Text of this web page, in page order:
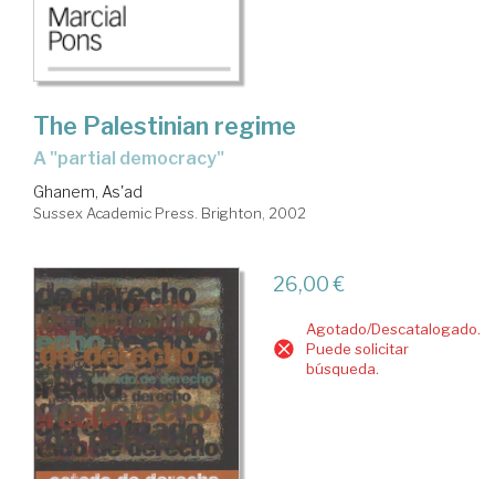
The Palestinian regime
a "partial democracy"
Ghanem, As'ad
Sussex Academic Press. Brighton, 2002
26,00 €
Agotado/Descatalogado.
Puede solicitar
búsqueda.